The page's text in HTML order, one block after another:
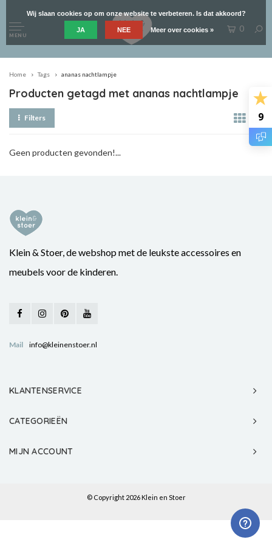
9
MENU
0
Home Tags ananas nachtlampje
Producten getagd met ananas nachtlampje
Filters
Geen producten gevonden!...
Klein & Stoer, de webshop met de leukste accessoires en
meubels voor de kinderen.
Mail info@kleinenstoer.nl
KLANTENSERVICE
CATEGORIEËN
MIJN ACCOUNT
© Copyright 2026 Klein en Stoer
Wij slaan cookies op om onze website te verbeteren. Is dat akkoord?
JA NEE Meer over cookies »